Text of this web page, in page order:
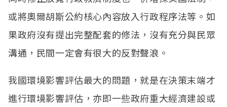
或將奧爾胡斯公約核心內容放入行政程序法等。如
果政府沒有提出完整配套的修法，沒有充分與民眾
溝通，民間一定會有很大的反對聲浪。
我國環境影響評估最大的問題，就是在決策末端才
進行環境影響評估，亦即一些政府重大經濟建設或